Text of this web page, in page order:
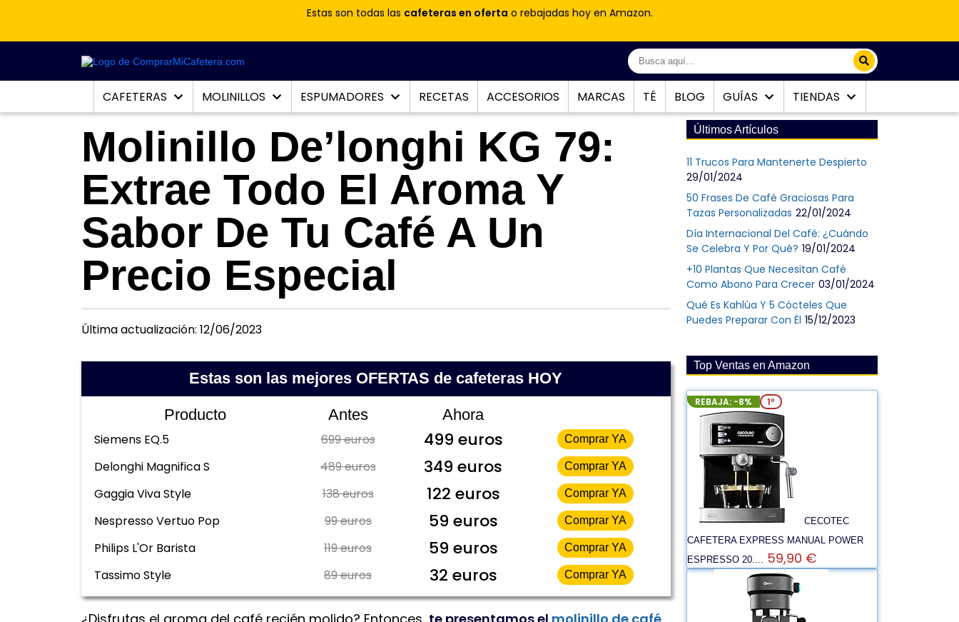
Estas son todas las cafeteras en oferta o rebajadas hoy en Amazon.
CAFETERAS MOLINILLOS ESPUMADORES RECETAS ACCESORIOS MARCAS TÉ BLOG GUÍAS TIENDAS
Molinillo De’longhi KG 79:
Extrae Todo El Aroma Y
Sabor De Tu Café A Un
Precio Especial
Última actualización: 12/06/2023
Estas son las mejores OFERTAS de cafeteras HOY
Producto Antes Ahora
Siemens EQ.5 699 euros 499 euros Comprar YA
Delonghi Magnifica S 489 euros 349 euros Comprar YA
Gaggia Viva Style 138 euros 122 euros Comprar YA
Nespresso Vertuo Pop 99 euros 59 euros Comprar YA
Philips L'Or Barista 119 euros 59 euros Comprar YA
Tassimo Style 89 euros 32 euros Comprar YA
Últimos Artículos
11 Trucos Para Mantenerte Despierto
29/01/2024
50 Frases De Café Graciosas Para
Tazas Personalizadas 22/01/2024
Día Internacional Del Café: ¿Cuándo
Se Celebra Y Por Qué? 19/01/2024
+10 Plantas Que Necesitan Café
Como Abono Para Crecer 03/01/2024
Qué Es Kahlúa Y 5 Cócteles Que
Puedes Preparar Con Él 15/12/2023
Top Ventas en Amazon
REBAJA: -8% 1º
CECOTEC
CAFETERA EXPRESS MANUAL POWER
ESPRESSO 20.... 59,90 €